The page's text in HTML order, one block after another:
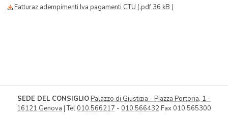
Fatturaz adempimenti Iva pagamenti CTU (.pdf 36 kB )
SEDE DEL CONSIGLIOPalazzo di Giustizia - Piazza Portoria, 1 -
16121 Genova | Tel 010.566217 - 010.566432Fax 010.565300